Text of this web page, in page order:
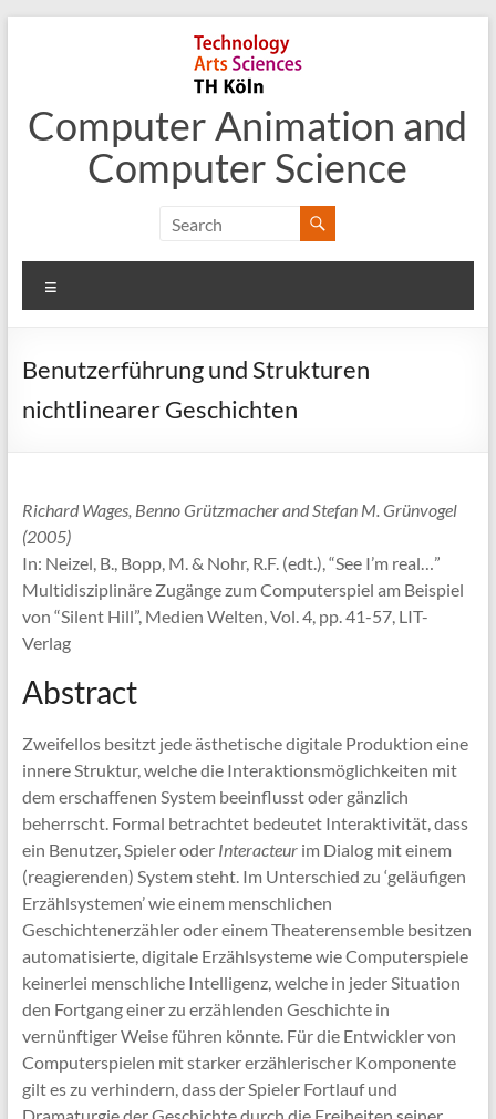
Computer Animation and
Computer Science
Benutzerführung und Strukturen
nichtlinearer Geschichten
Richard Wages, Benno Grützmacher and Stefan M. Grünvogel
(2005)
In: Neizel, B., Bopp, M. & Nohr, R.F. (edt.), “See I’m real…”
Multidisziplinäre Zugänge zum Computerspiel am Beispiel
von “Silent Hill”, Medien Welten, Vol. 4, pp. 41-57, LIT-
Verlag
Abstract
Zweifellos besitzt jede ästhetische digitale Produktion eine
innere Struktur, welche die Interaktionsmöglichkeiten mit
dem erschaffenen System beeinflusst oder gänzlich
beherrscht. Formal betrachtet bedeutet Interaktivität, dass
ein Benutzer, Spieler oder Interacteurim Dialog mit einem
(reagierenden) System steht. Im Unterschied zu ‘geläufigen
Erzählsystemen’ wie einem menschlichen
Geschichtenerzähler oder einem Theaterensemble besitzen
automatisierte, digitale Erzählsysteme wie Computerspiele
keinerlei menschliche Intelligenz, welche in jeder Situation
den Fortgang einer zu erzählenden Geschichte in
vernünftiger Weise führen könnte. Für die Entwickler von
Computerspielen mit starker erzählerischer Komponente
gilt es zu verhindern, dass der Spieler Fortlauf und